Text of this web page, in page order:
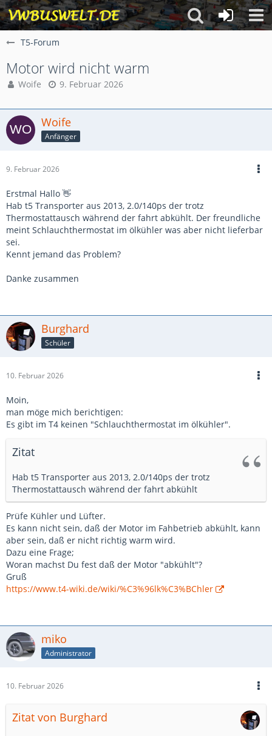
T5-Forum
Motor wird nicht warm
Woife 9. Februar 2026
Woife
Anfänger
9. Februar 2026
Erstmal Hallo 👋
Hab t5 Transporter aus 2013, 2.0/140ps der trotz
Thermostattausch während der fahrt abkühlt. Der freundliche
meint Schlauchthermostat im ölkühler was aber nicht lieferbar
sei.
Kennt jemand das Problem?
Danke zusammen
Burghard
Schüler
10. Februar 2026
Moin,
man möge mich berichtigen:
Es gibt im T4 keinen "Schlauchthermostat im ölkühler".
Zitat
Hab t5 Transporter aus 2013, 2.0/140ps der trotz
Thermostattausch während der fahrt abkühlt
Prüfe Kühler und Lüfter.
Es kann nicht sein, daß der Motor im Fahbetrieb abkühlt, kann
aber sein, daß er nicht richtig warm wird.
Dazu eine Frage;
Woran machst Du fest daß der Motor "abkühlt"?
Gruß
https://www.t4-wiki.de/wiki/%C3%96lk%C3%BChler
miko
Administrator
10. Februar 2026
Zitat von Burghard